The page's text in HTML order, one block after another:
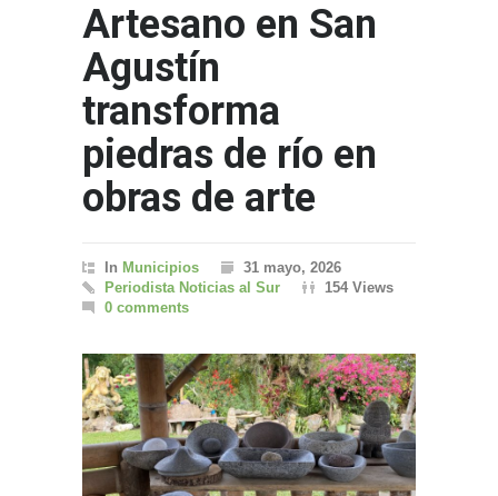
Artesano en San
Agustín
transforma
piedras de río en
obras de arte
In Municipios
31 mayo, 2026
Periodista Noticias al Sur
154 Views
0 comments